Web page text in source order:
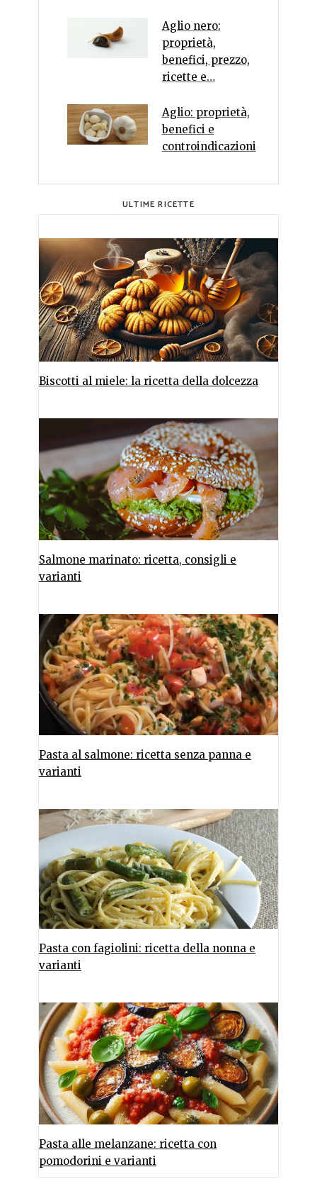
Aglio nero:
proprietà,
benefici, prezzo,
ricette e…
Aglio: proprietà,
benefici e
controindicazioni
ULTIME RICETTE
Biscotti al miele: la ricetta della dolcezza
Salmone marinato: ricetta, consigli e
varianti
Pasta al salmone: ricetta senza panna e
varianti
Pasta con fagiolini: ricetta della nonna e
varianti
Pasta alle melanzane: ricetta con
pomodorini e varianti